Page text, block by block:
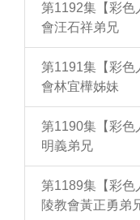
第1192集【彩色
會汪石祥弟兄
第1191集【彩色
會林宜樺姊妹
第1190集【彩色
明義弟兄
第1189集【彩色
陵教會黃正勇弟